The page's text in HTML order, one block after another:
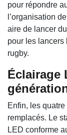
pour répondre
l’organisation
aire de lancer
pour les lancers
rugby.
Éclairage
Enfin, les
remplacés. Le
LED conforme